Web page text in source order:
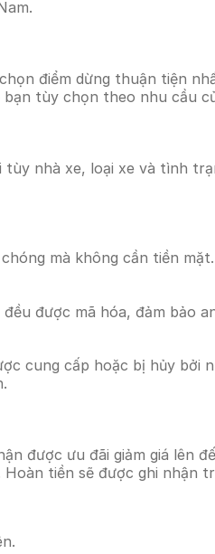
điểm dừng thuận tiện
tùy chọn theo nhu cầu
nhà xe, loại xe và tình
mà không cần tiền
được mã hóa, đảm bảo
cung cấp hoặc bị hủy bởi
được ưu đãi giảm giá lên
tiền sẽ được ghi nhận